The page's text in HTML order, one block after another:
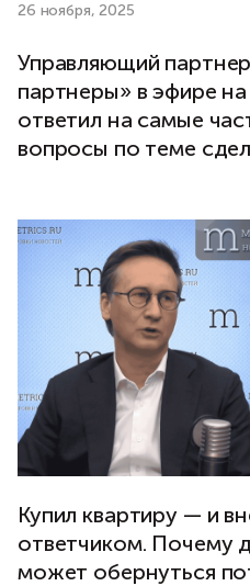
26 ноября, 2025
Управляющий
партнеры» в эфире
ответил на самые
вопросы по теме
Купил квартиру — и
ответчиком. Почему
может обернуться